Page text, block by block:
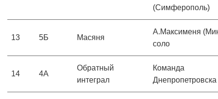
(Симферополь)
13 5Б Масяня
А.Максименя
соло
14 4А
Обратный
интеграл
Команда
Днепропетровска